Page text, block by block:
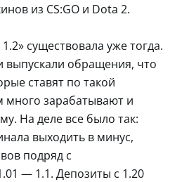
из CS:GO и Dota 2.
существовала уже тогда.
выпускали обращения, что
ставят по такой
много зарабатывают и
На деле все было так:
выходить в минус,
подряд с
— 1.1. Депозиты с 1.20